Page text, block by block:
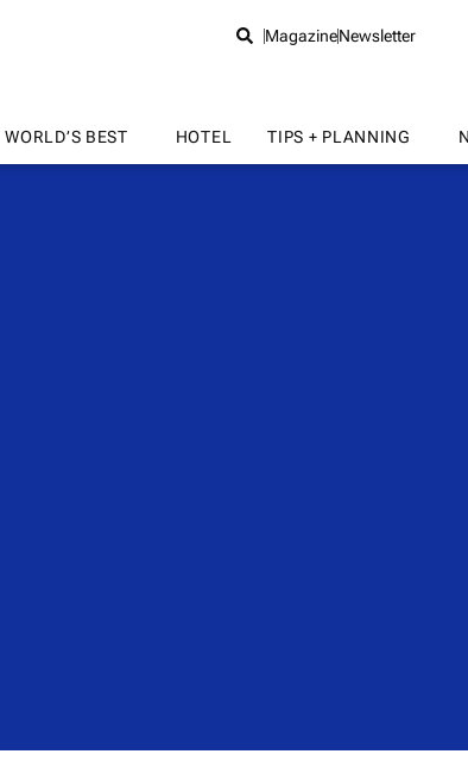
MagazineNewsletter
WORLD’S BEST HOTEL TIPS + PLANNING